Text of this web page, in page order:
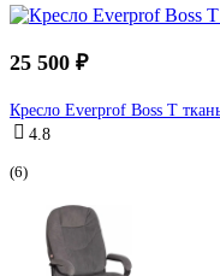
25 500 ₽
Кресло Everprof Boss T
4.8
(6)